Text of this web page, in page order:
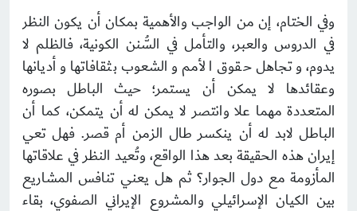
وفي الختام، إن من الواجب والأهمية بمكان أن يكون النظر
في الدروس والعبر، والتأمل في السُّنن الكونية، فالظلم لا
يدوم، وتجاهل حقوق الأمم والشعوب بثقافاتها وأديانها
وعقائدها لا يمكن أن يستمر؛ حيث الباطل بصوره
المتعددة مهما علا وانتصر لا يمكن له أن يتمكن، كما أن
الباطل لابد له أن ينكسر طال الزمن أم قصر. فهل تعي
إيران هذه الحقيقة بعد هذا الواقع، وتُعيد النظر في علاقاتها
المأزومة مع دول الجوار؟ ثم هل يعني تنافس المشاريع
بين الكيان الإسرائيلي والمشروع الإيراني الصفوي، بقاء